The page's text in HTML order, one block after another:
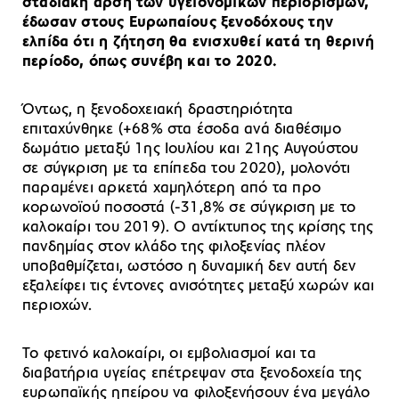
έδωσαν στους Ευρωπαίους ξενοδόχους την
ελπίδα ότι η ζήτηση θα ενισχυθεί κατά τη θερινή
περίοδο, όπως συνέβη και το 2020.
Όντως, η ξενοδοχειακή δραστηριότητα
επιταχύνθηκε (+68% στα έσοδα ανά διαθέσιμο
δωμάτιο μεταξύ 1ης Ιουλίου και 21ης Αυγούστου
σε σύγκριση με τα επίπεδα του 2020), μολονότι
παραμένει αρκετά χαμηλότερη από τα προ
κορωνοϊού ποσοστά (-31,8% σε σύγκριση με το
καλοκαίρι του 2019). Ο αντίκτυπος της κρίσης της
πανδημίας στον κλάδο της φιλοξενίας πλέον
υποβαθμίζεται, ωστόσο η δυναμική δεν αυτή δεν
εξαλείφει τις έντονες ανισότητες μεταξύ χωρών και
περιοχών.
Το φετινό καλοκαίρι, οι εμβολιασμοί και τα
διαβατήρια υγείας επέτρεψαν στα ξενοδοχεία της
ευρωπαϊκής ηπείρου να φιλοξενήσουν ένα μεγάλο